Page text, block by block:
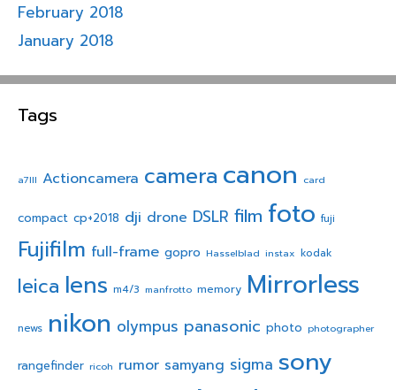
February 2018
January 2018
Tags
a7III Actioncamera camera canon card
compact cp+2018 dji drone DSLR film foto fuji
Fujifilm full-frame gopro Hasselblad instax kodak
leica lens m4/3 manfrotto memory Mirrorless
news nikon olympus panasonic photo photographer
rangefinder ricoh rumor samyang sigma sony